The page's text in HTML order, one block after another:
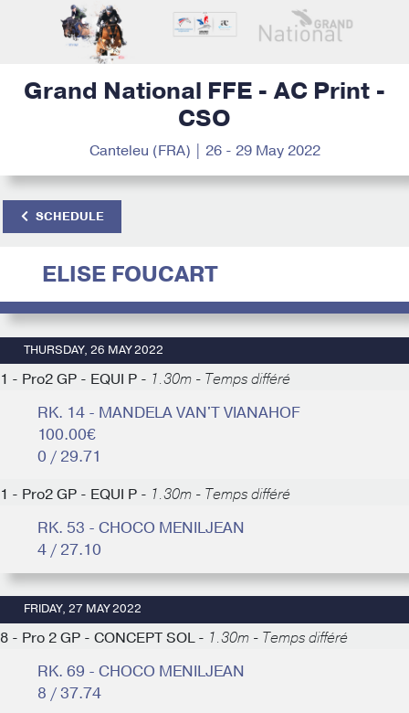
Grand National FFE - AC Print -
CSO
Canteleu (FRA) | 26 - 29 May 2022
SCHEDULE
ELISE FOUCART
THURSDAY, 26 MAY 2022
1 - Pro2 GP - EQUI P - 1.30m - Temps différé
RK. 14 - MANDELA VAN'T VIANAHOF
100.00€
0 / 29.71
1 - Pro2 GP - EQUI P - 1.30m - Temps différé
RK. 53 - CHOCO MENILJEAN
4 / 27.10
FRIDAY, 27 MAY 2022
8 - Pro 2 GP - CONCEPT SOL - 1.30m - Temps différé
RK. 69 - CHOCO MENILJEAN
8 / 37.74